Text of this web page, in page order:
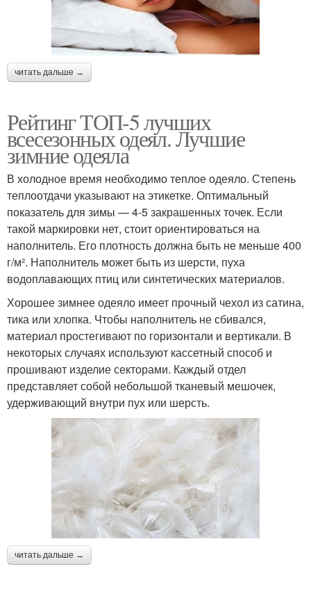
читать дальше →
Рейтинг ТОП-5 лучших
всесезонных одеял. Лучшие
зимние одеяла
В холодное время необходимо теплое одеяло. Степень
теплоотдачи указывают на этикетке. Оптимальный
показатель для зимы — 4-5 закрашенных точек. Если
такой маркировки нет, стоит ориентироваться на
наполнитель. Его плотность должна быть не меньше 400
г/м². Наполнитель может быть из шерсти, пуха
водоплавающих птиц или синтетических материалов.
Хорошее зимнее одеяло имеет прочный чехол из сатина,
тика или хлопка. Чтобы наполнитель не сбивался,
материал простегивают по горизонтали и вертикали. В
некоторых случаях используют кассетный способ и
прошивают изделие секторами. Каждый отдел
представляет собой небольшой тканевый мешочек,
удерживающий внутри пух или шерсть.
читать дальше →